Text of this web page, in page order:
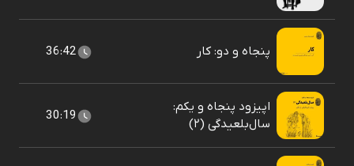
پنجاه و دو: کار 36:42
اپیزود پنجاه و یکم:
سال‌بلعیدگی (۲)
30:19